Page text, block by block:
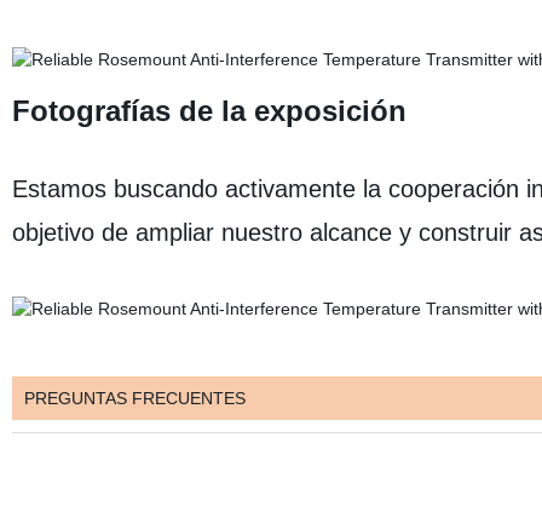
Fotografías de la exposición
Estamos buscando activamente la cooperación
objetivo de ampliar nuestro alcance y construir
PREGUNTAS FRECUENTES